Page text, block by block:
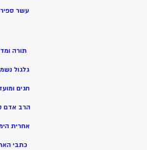
עשר
תורה
גלגול
חגים
הרב אדם
אחרית
כתבי